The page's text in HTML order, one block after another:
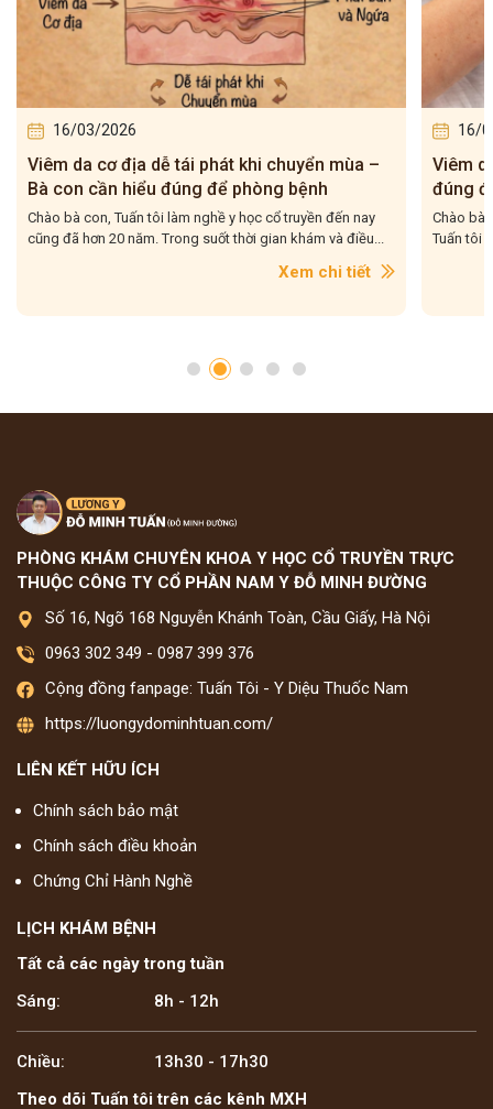
16/03/2026
Viêm da cơ địa tái đi tái lại – Bà con hiểu
đúng để điều trị cho dứt điểm
Chào bà con, Viêm da cơ địa tái đi tái lại là tình trạng mà
Tuấn tôi gặp rất nhiều trong quá trình hơn 20...
Xem chi tiết
16/
5 bài
–
Chào bà
tôi gặp
PHÒNG KHÁM CHUYÊN KHOA Y HỌC CỔ TRUYỀN TRỰC
THUỘC CÔNG TY CỔ PHẦN NAM Y ĐỖ MINH ĐƯỜNG
Số 16, Ngõ 168 Nguyễn Khánh Toàn, Cầu Giấy, Hà Nội
0963 302 349 - 0987 399 376
Cộng đồng fanpage: Tuấn Tôi - Y Diệu Thuốc Nam
https://luongydominhtuan.com/
LIÊN KẾT HỮU ÍCH
Chính sách bảo mật
Chính sách điều khoản
Chứng Chỉ Hành Nghề
LỊCH KHÁM BỆNH
Tất cả các ngày trong tuần
Sáng:
8h - 12h
Chiều:
13h30 - 17h30
Theo dõi Tuấn tôi trên các kênh MXH